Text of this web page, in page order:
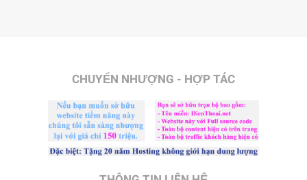
CHUYỂN NHƯỢNG - HỢP TÁC